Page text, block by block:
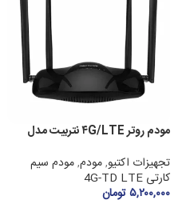
مودم روتر ۴G/LTE نتربیت مدل
تجهیزات اکتیو,مودم,مودم سیم
کارتی 4G-TD LTE
۵,۲۰۰,۰۰۰تومان